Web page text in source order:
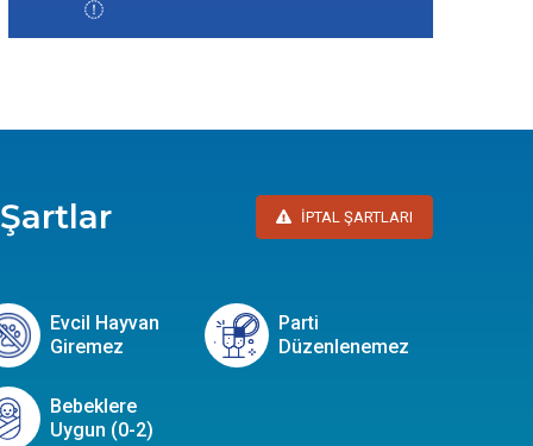
İPTAL ŞARTLARI
Evcil Hayvan
Giremez
Parti
Düzenlenemez
Bebeklere
Uygun (0-2)